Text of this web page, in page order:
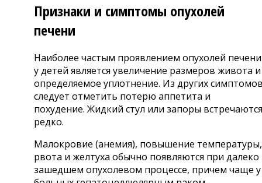
Признаки и симптомы опухолей
печени
Наиболее частым проявлением опухолей печени
у детей является увеличение размеров живота и
определяемое уплотнение. Из других
следует отметить потерю аппетита и
похудение. Жидкий стул или запоры встречаются
редко.
Малокровие (анемия), повышение температуры,
рвота и желтуха обычно появляются при далеко
зашедшем опухолевом процессе, причем чаще у